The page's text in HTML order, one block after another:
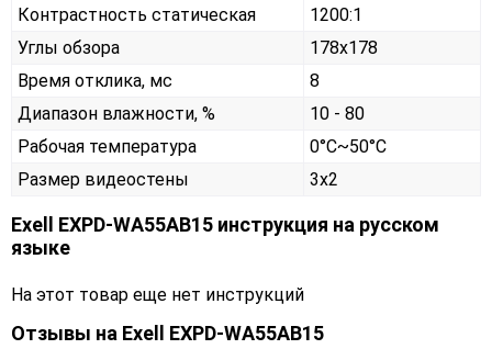
Контрастность статическая
1200:1
Углы обзора
178x178
Время отклика, мс
8
Диапазон влажности, %
10 - 80
Рабочая температура
0°C~50°C
Размер видеостены
3x2
Exell EXPD-WA55AB15 инструкция на русском
языке
На этот товар еще нет инструкций
Отзывы на Exell EXPD-WA55AB15